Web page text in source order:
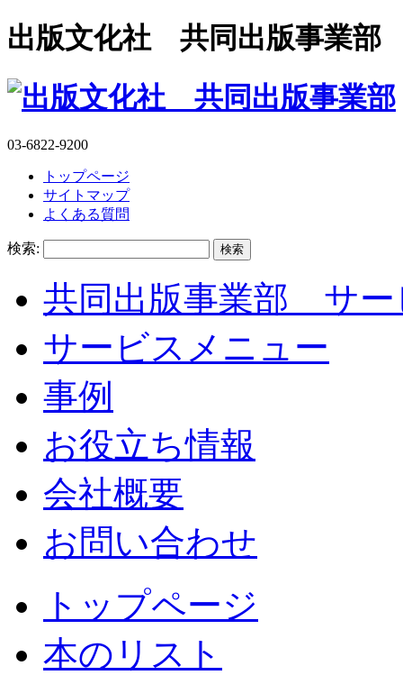
出版文化社 共同出版事業部
03-6822-9200
トップページ
サイトマップ
よくある質問
検索:
共同出版事業部 サー
サービスメニュー
事例
お役立ち情報
会社概要
お問い合わせ
トップページ
本のリスト